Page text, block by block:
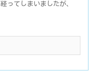
ってしまいましたが、